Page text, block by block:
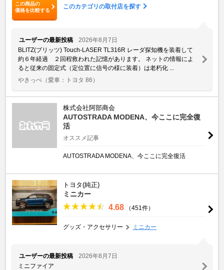
この商品の
価格を比較する
このカテゴリの取付店を探す
ユーザーの最新投稿
2026年8月7日
BLITZ(ブリッツ) Touch-LASER TL316R レーダ探知機を装着して
約６年経過 ２回程救われた記憶があります。 ネットの情報によ
ると従来の固定式（定位置に信号の様に装着）は老朽化 ...
やきっぺ （愛車：トヨタ 86）
株式会社阿部商会
AUTOSTRADA MODENA、今ここに完全復
活
オススメ記事
AUTOSTRADA MODENA、今ここに完全復活
トヨタ(純正)
ミニカー
4.68 （451件）
グッズ・アクセサリー ミニカー
ユーザーの最新投稿
2026年8月7日
ミニファイア